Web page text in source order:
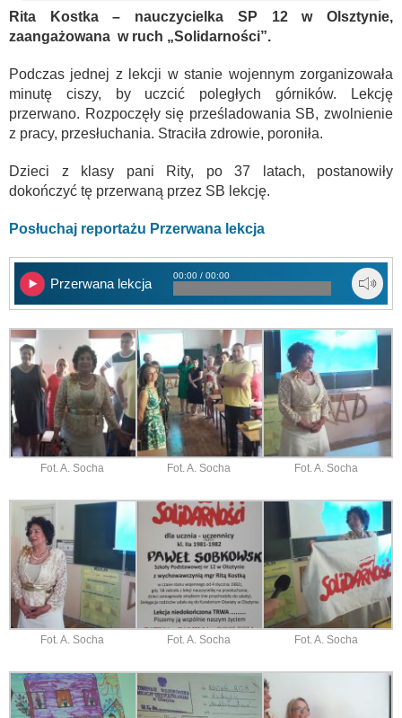
Rita Kostka – nauczycielka SP 12 w Olsztynie,
zaangażowana w ruch „Solidarności”.
Podczas jednej z lekcji w stanie wojennym zorganizowała
minutę ciszy, by uczcić poległych górników. Lekcję
przerwano. Rozpoczęły się prześladowania SB, zwolnienie
z pracy, przesłuchania. Straciła zdrowie, poroniła.
Dzieci z klasy pani Rity, po 37 latach, postanowiły
dokończyć tę przerwaną przez SB lekcję.
Posłuchaj reportażu Przerwana lekcja
Przerwana lekcja
00:00 / 00:00
Fot. A. Socha Fot. A. Socha Fot. A. Socha
Fot. A. Socha Fot. A. Socha Fot. A. Socha